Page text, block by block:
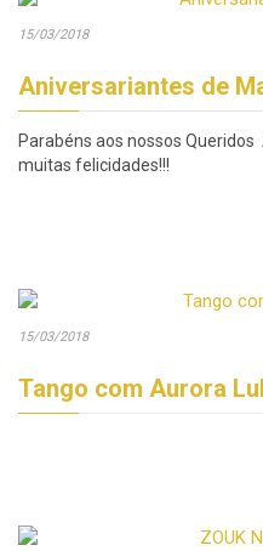
15/03/2018
Aniversariantes de
Parabéns aos nossos Queridos
muitas felicidades!!!
15/03/2018
Tango com Aurora